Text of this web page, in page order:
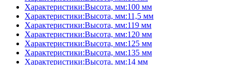
Характеристики:Высота, мм:100 мм
Характеристики:Высота, мм:11,5 мм
Характеристики:Высота, мм:119 мм
Характеристики:Высота, мм:120 мм
Характеристики:Высота, мм:125 мм
Характеристики:Высота, мм:135 мм
Характеристики:Высота, мм:14 мм